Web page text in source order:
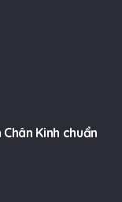
Kinh chuẩn